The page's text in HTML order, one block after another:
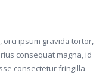
orci ipsum gravida tortor,
consequat magna, id
consectetur fringilla